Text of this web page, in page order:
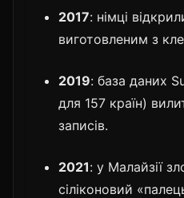
2017: німці
виготовленим з
2019: база даних
для 157 країн)
записів.
2021: у Малайзії
сіліконовий